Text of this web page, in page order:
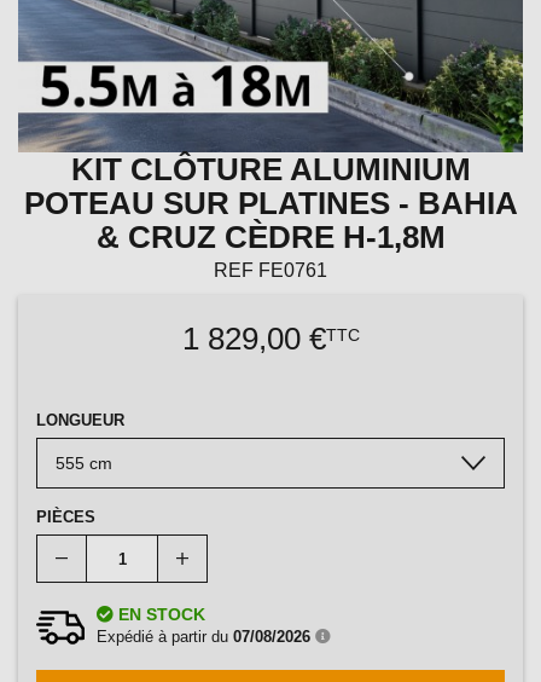
KIT CLÔTURE ALUMINIUM
POTEAU SUR PLATINES - BAHIA
& CRUZ CÈDRE H-1,8M
REF FE0761
1 829,00 €TTC
LONGUEUR
PIÈCES
EN STOCK
Expédié à partir du 07/08/2026